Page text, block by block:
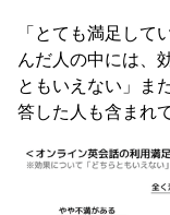
「とても満足して
んだ人の中には、
ともいえない」ま
答した人も含まれ